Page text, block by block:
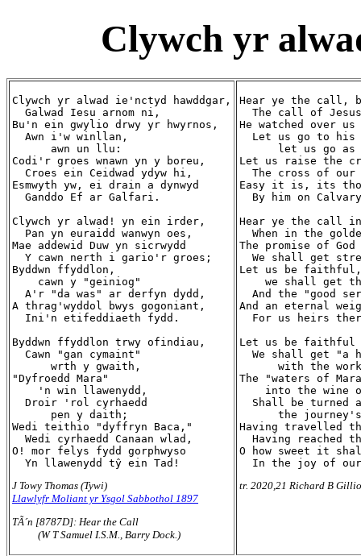
Clywch yr
Clywch yr alwad ie'nctyd hawddgar,
  Galwad Iesu arnom ni,
Bu'n ein gwylio drwy yr hwyrnos,
  Awn i'w winllan,
      awn un llu:
Codi'r groes wnawn yn y boreu,
  Croes ein Ceidwad ydyw hi,
Esmwyth yw, ei drain a dynwyd
  Ganddo Ef ar Galfari.
Clywch yr alwad! yn ein irder,
  Pan yn euraidd wanwyn oes,
Mae addewid Duw yn sicrwydd
  Y cawn nerth i gario'r groes;
Byddwn ffyddlon,
    cawn y "geiniog"
  A'r "da was" ar derfyn dydd,
A thrag'wyddol bwys gogoniant,
  Ini'n etifeddiaeth fydd.
Byddwn ffyddlon trwy ofindiau,
  Cawn "gan cymaint"
      wrth y gwaith,
"Dyfroedd Mara"
    'n win llawenydd,
  Droir 'rol cyrhaedd
      pen y daith;
Wedi teithio "dyffryn Baca,"
  Wedi cyrhaedd Canaan wlad,
O! mor felys fydd gorphwyso
J Towy Thomas (Tywi)
Llawlyfr Moliant yr Ysgol Sabbothol 1897
TÃ´n [8787D]: Hear the Call
(W T Samuel I.S.M., Barry Dock.)
Hear ye the call,
The call of
He watched over
Let us go to his
let us go as
Let us raise the
The cross of our
Easy it is, its
By him on
Hear ye the call
When in the
The promise of
We shall get
Let us be faithful,
we shall get
And the "good
And an eternal
For us heirs
Let us be faithful
We shall get "a
with the
The "waters of
into the wine
Shall be turned
the
Having travelled
Having reached
O how sweet it
tr. 2020,21 Richard B